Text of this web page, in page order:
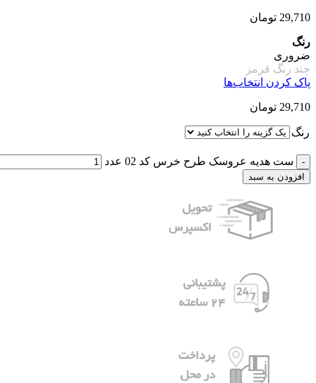
29,710 تومان
رنگ
ضروری
چند رنگ قرمز
پاک کردن انتخاب‌ها
29,710 تومان
رنگ
ست هدیه عروسک طرح خرس کد 02 عدد
افزودن به سبد